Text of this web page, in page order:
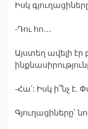
Իսկ
-Դու հո…
Այստեղ ավելի էր
-Հա՛: Իսկ ի՞նչ է.
Գյուղացիները՝